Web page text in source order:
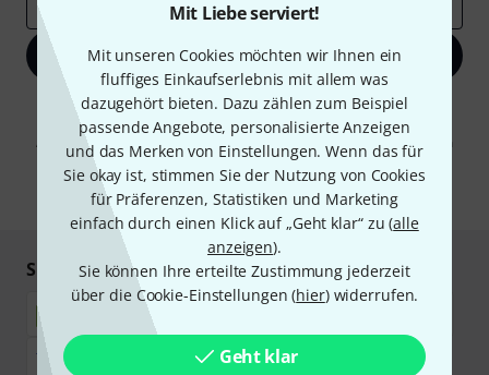
Mit Liebe serviert!
Mit unseren Cookies möchten wir Ihnen ein
fluffiges Einkaufserlebnis mit allem was
dazugehört bieten. Dazu zählen zum Beispiel
passende Angebote, personalisierte Anzeigen
und das Merken von Einstellungen. Wenn das für
Sie okay ist, stimmen Sie der Nutzung von Cookies
für Präferenzen, Statistiken und Marketing
einfach durch einen Klick auf „Geht klar“ zu (alle
anzeigen).
Sie können Ihre erteilte Zustimmung jederzeit
über die Cookie-Einstellungen (hier) widerrufen.
Geht klar
Jetzt anmelden
Mit Klick auf „Jetzt anmelden“ stimmen Sie dem Erhalt von E-Mail-
Werbung und einer Messung des E-Mail-Nutzungsverhaltens zu. Die
Abmeldung ist jederzeit möglich. Weitere Informationen finden Sie in
unserenDatenschutzhinweisen.
* Pflichtfeld
Sicher einkaufen & bezahlen